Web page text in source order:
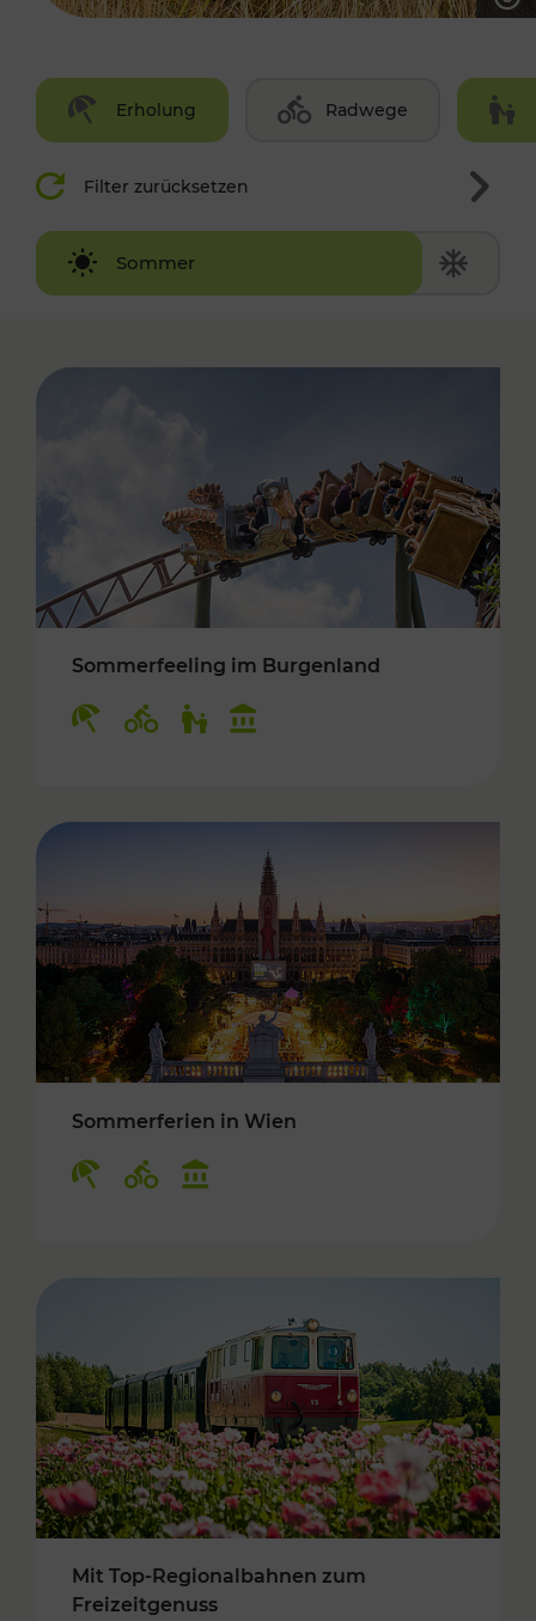
Erholung Radwege
Filter zurücksetzen
Sommer
Winter
Sommerfeeling im Burgenland
Sommerferien in Wien
Mit Top-Regionalbahnen zum
Freizeitgenuss